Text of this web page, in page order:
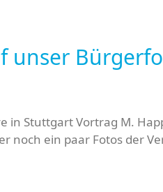
Stuttgart Vortrag M.
noch ein paar Fotos der